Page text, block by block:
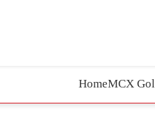
HomeMCX